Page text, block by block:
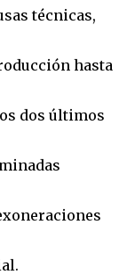
técnicas,
hasta
dos últimos